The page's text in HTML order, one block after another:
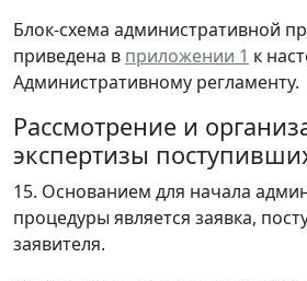
Блок-схема административной
приведена в приложении 1 к
Административному регламенту.
Рассмотрение и
экспертизы
15. Основанием для начала
процедуры является заявка,
заявителя.